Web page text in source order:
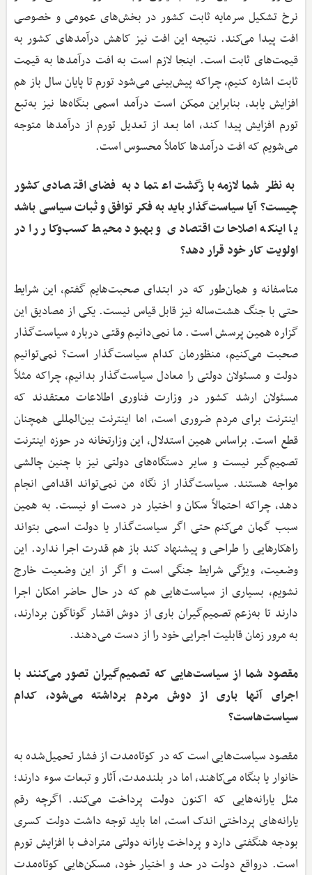
نرخ تشکیل سرمایه ثابت کشور در بخش‌های عمومی و خصوصی
افت پیدا می‌کند. نتیجه این افت نیز کاهش درآمدهای کشور به
قیمت‌های ثابت است. اینجا لازم است به افت درآمدها به قیمت
ثابت اشاره کنیم، چراکه پیش‌بینی می‌شود تورم تا پایان سال باز هم
افزایش یابد، بنابراین ممکن است درآمد اسمی بنگاه‌ها نیز به‌تبع
تورم افزایش پیدا کند، اما بعد از تعدیل تورم از درآمدها متوجه
می‌شویم که افت درآمدها کاملاً محسوس است.
به‌نظر شما لازمه بازگشت اعتماد به فضای اقتصادی کشور
چیست؟ آیا سیاست‌گذار باید به فکر توافق و ثبات سیاسی باشد
یا اینکه اصلاحات اقتصادی و بهبود محیط کسب‌وکار را در
اولویت کار خود قرار دهد؟
متاسفانه و همان‌طور که در ابتدای صحبت‌هایم گفتم، این شرایط
حتی با جنگ هشت‌ساله نیز قابل قیاس نیست. یکی از مصادیق این
گزاره همین پرسش است. ما نمی‌دانیم وقتی درباره سیاست‌گذار
صحبت می‌کنیم، منظورمان کدام سیاست‌گذار است؟ نمی‌توانیم
دولت و مسئولان دولتی را معادل سیاست‌گذار بدانیم، چراکه مثلاً
مسئولان ارشد کشور در وزارت فناوری اطلاعات معتقدند که
اینترنت برای مردم ضروری است، اما اینترنت بین‌المللی همچنان
قطع است. براساس همین استدلال، این وزارتخانه در حوزه اینترنت
تصمیم‌گیر نیست و سایر دستگاه‌های دولتی نیز با چنین چالشی
مواجه هستند. سیاست‌گذار از نگاه من نمی‌تواند اقدامی انجام
دهد، چراکه احتمالاً سکان و اختیار در دست او نیست. به همین
سبب گمان می‌کنم حتی اگر سیاست‌گذار یا دولت اسمی بتواند
راهکارهایی را طراحی و پیشنهاد کند باز هم قدرت اجرا ندارد. این
وضعیت، ویژگی شرایط جنگی است و اگر از این وضعیت خارج
نشویم، بسیاری از سیاست‌هایی هم که در حال حاضر امکان اجرا
دارند تا به‌زعم تصمیم‌گیران باری از دوش اقشار گوناگون بردارند،
به مرور زمان قابلیت اجرایی خود را از دست می‌دهند.
مقصود شما از سیاست‌هایی که تصمیم‌گیران تصور می‌کنند با
اجرای آنها باری از دوش مردم برداشته می‌شود، کدام
سیاست‌هاست؟
مقصود سیاست‌هایی است که در کوتاه‌مدت از فشار تحمیل‌شده به
خانوار یا بنگاه می‌کاهند، اما در بلندمدت، آثار و تبعات سوء دارند؛
مثل یارانه‌هایی که اکنون دولت پرداخت می‌کند. اگرچه رقم
یارانه‌های پرداختی اندک است، اما باید توجه داشت دولت کسری
بودجه هنگفتی دارد و پرداخت یارانه دولتی مترادف با افزایش تورم
است. در‌واقع دولت در حد و اختیار خود، مسکن‌هایی کوتاه‌مدت